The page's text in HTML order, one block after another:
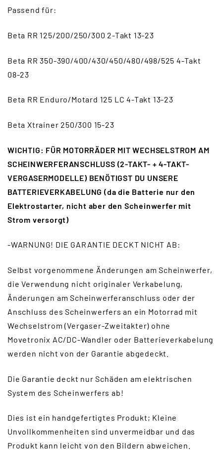
Passend für:
Beta RR 125/200/250/300 2-Takt 13-23
Beta RR 350-390/400/430/450/480/498/525 4-Takt
08-23
Beta RR Enduro/Motard 125 LC 4-Takt 13-23
Beta Xtrainer 250/300 15-23
WICHTIG: FÜR MOTORRÄDER MIT WECHSELSTROM AM
SCHEINWERFERANSCHLUSS (2-TAKT- + 4-TAKT-
VERGASERMODELLE) BENÖTIGST DU UNSERE
BATTERIEVERKABELUNG (da die Batterie nur den
Elektrostarter, nicht aber den Scheinwerfer mit
Strom versorgt)
-WARNUNG! DIE GARANTIE DECKT NICHT AB:
Selbst vorgenommene Änderungen am Scheinwerfer,
die Verwendung nicht originaler Verkabelung,
Änderungen am Scheinwerferanschluss oder der
Anschluss des Scheinwerfers an ein Motorrad mit
Wechselstrom (Vergaser-Zweitakter) ohne
Movetronix AC/DC-Wandler oder Batterieverkabelung
werden nicht von der Garantie abgedeckt.
Die Garantie deckt nur Schäden am elektrischen
System des Scheinwerfers ab!
Dies ist ein handgefertigtes Produkt; Kleine
Unvollkommenheiten sind unvermeidbar und das
Produkt kann leicht von den Bildern abweichen.